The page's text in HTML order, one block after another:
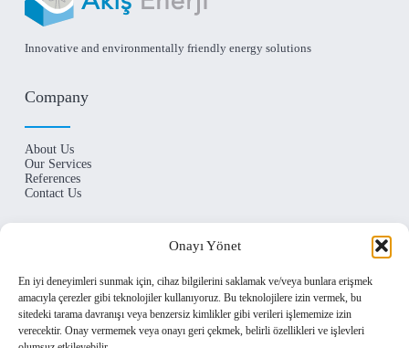
Onayı Yönet
En iyi deneyimleri sunmak için, cihaz bilgilerini saklamak ve/veya bunlara erişmek
amacıyla çerezler gibi teknolojiler kullanıyoruz. Bu teknolojilere izin vermek, bu
sitedeki tarama davranışı veya benzersiz kimlikler gibi verileri işlememize izin
verecektir. Onay vermemek veya onayı geri çekmek, belirli özellikleri ve işlevleri
Innovative and environmentally friendly energy solutions
Company
About Us
Our Services
References
Contact Us
Levent Mahallesi Begonya Sokak No:1 Beşiktaş /
İSTANBUL
(+90) 212 290 24 63
info@akisgroup.com